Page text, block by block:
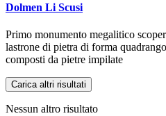
Dolmen Li Scusi
Primo monumento megalitico
lastrone di pietra di forma
composti da pietre impilate
Carica altri risultati
Nessun altro risultato